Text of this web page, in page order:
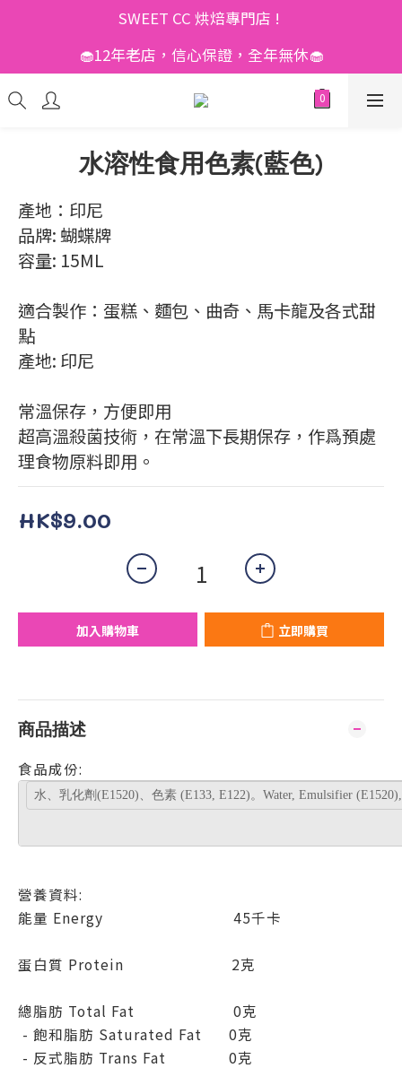
SWEET CC 烘焙專門店 !
🧁12年老店，信心保證，全年無休🧁
水溶性食用色素(藍色)
產地：印尼
品牌: 蝴蝶牌
容量: 15ML
適合製作：蛋糕、麵包、曲奇、馬卡龍及各式甜
點
產地: 印尼
常溫保存，方便即用
超高溫殺菌技術，在常溫下長期保存，作爲預處
理食物原料即用。
HK$9.00
加入購物車 立即購買
商品描述
食品成份:
水、乳化劑(E1520)、色素 (E133, E122)。Water, Emulsifier
營養資料:
能量 Energy 45千卡
蛋白質 Protein 2克
總脂肪 Total Fat 0克
- 飽和脂肪 Saturated Fat 0克
- 反式脂肪 Trans Fat 0克